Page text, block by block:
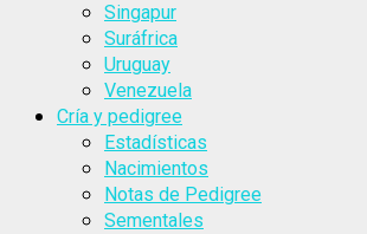
Singapur
Suráfrica
Uruguay
Venezuela
Cría y pedigree
Estadísticas
Nacimientos
Notas de Pedigree
Sementales